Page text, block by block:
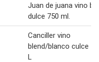
Juan de juana vino
dulce 750 ml.
Canciller vino
blend/blanco culce
L